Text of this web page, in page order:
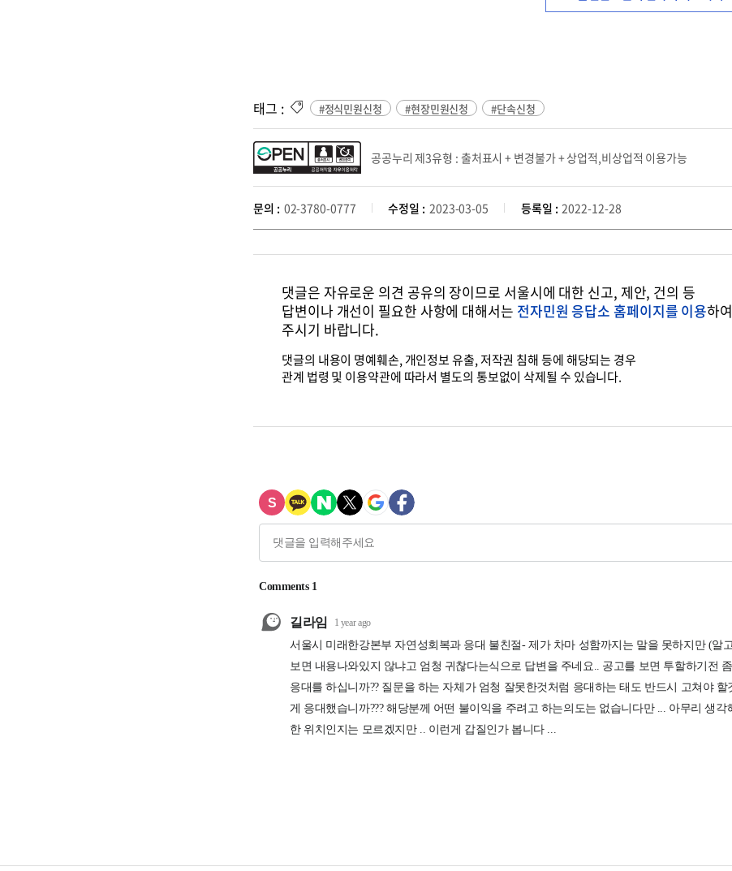
태그 : #정식민원신청 #현장민원신청 #단속신청
공공누리 제3유형 : 출처표시 + 변경불가 + 상업적,비상업적 이용가능
문의 : 02-3780-0777 수정일 : 2023-03-05 등록일 : 2022-12-28
댓글은 자유로운 의견 공유의 장이므로 서울시에 대한 신고, 제안, 건의 등
답변이나 개선이 필요한 사항에 대해서는 전자민원 응답소 홈페이지를 이용하여
주시기 바랍니다.
댓글의 내용이 명예훼손, 개인정보 유출, 저작권 침해 등에 해당되는 경우
관계 법령 및 이용약관에 따라서 별도의 통보없이 삭제될 수 있습니다.